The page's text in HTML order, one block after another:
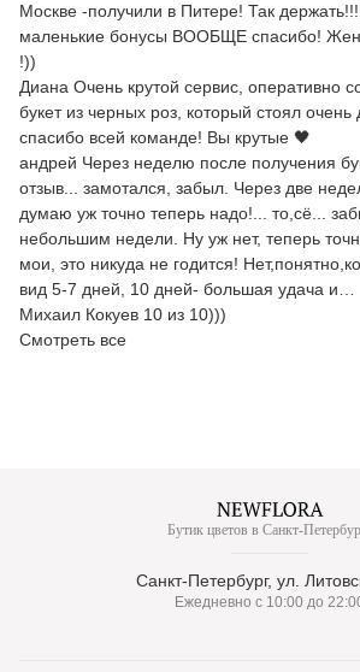
Москве -получили в Питере! Так
маленькие бонусы ВООБЩЕ спасибо!
!))
Диана Очень крутой сервис, оперативно
букет из черных роз, который стоял
спасибо всей команде! Вы крутые 🖤
андрей Через неделю после получения
отзыв... замотался, забыл. Через две
думаю уж точно теперь надо!... то,сё...
небольшим недели. Ну уж нет, теперь
мои, это никуда не годится!
вид 5-7 дней, 10 дней- большая удача и…
Михаил Кокуев 10 из 10)))
Смотреть все
Бутик цветов в Санкт-
Санкт-Петербург, ул.
Ежедневно с 10:00 до